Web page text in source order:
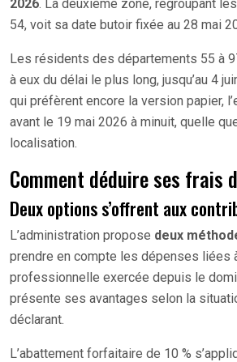
2026. La deuxième zone, regroupant
54, voit sa date butoir fixée au 28 mai
Les résidents des départements 55 à
à eux du délai le plus long, jusqu’au 4
qui préfèrent encore la version papier,
avant le 19 mai 2026 à minuit, quelle
localisation.
Comment déduire ses frais
Deux options s’offrent aux
L’administration propose deux
prendre en compte les dépenses liées
professionnelle exercée depuis le
présente ses avantages selon la
déclarant.
L’abattement forfaitaire de 10 %